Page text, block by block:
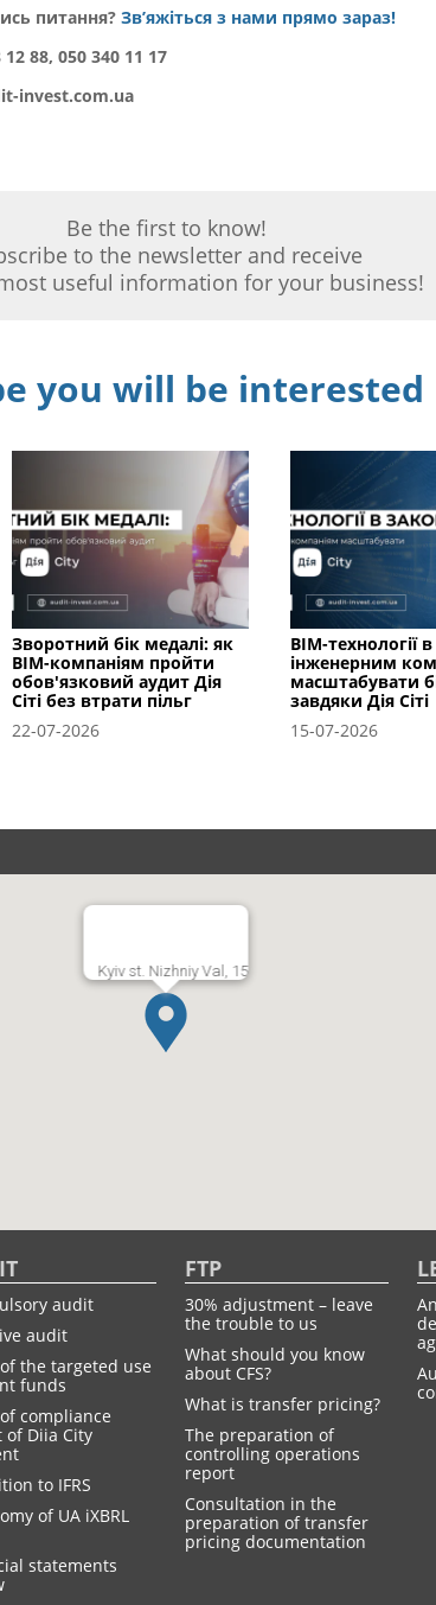
питання? Зв’яжіться з нами прямо зараз!
12 88, 050 340 11 17
invest.com.ua
Be the first to know!
to the newsletter and receive
useful information for your business!
you will be interested
Зворотний бік медалі: як
BIM-компаніям пройти
обов'язковий аудит Дія
Сіті без втрати пільг
22-07-2026
BIM-технології
інженерним
масштабувати
завдяки Дія Сіті
15-07-2026
Kyiv st. Nizhniy Val, 15
audit
audit
the targeted use
funds
compliance
of Diia City
to IFRS
of UA іXBRL
statements
FTP
30% adjustment – leave
the trouble to us
What should you know
about CFS?
What is transfer pricing?
The preparation of
controlling operations
report
Consultation in the
preparation of transfer
pricing documentation